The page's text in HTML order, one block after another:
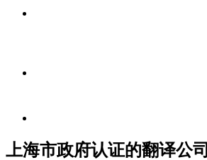
上海市政府认证的翻译公司